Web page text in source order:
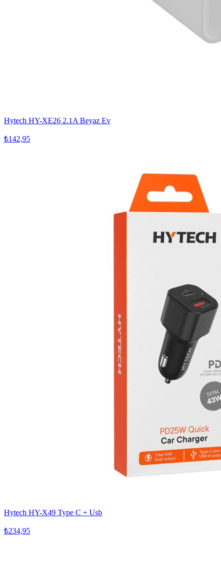
Hytech HY-XE26 2.1A Beyaz Ev
₺142,95
Hytech HY-X49 Type C + Usb
₺234,95